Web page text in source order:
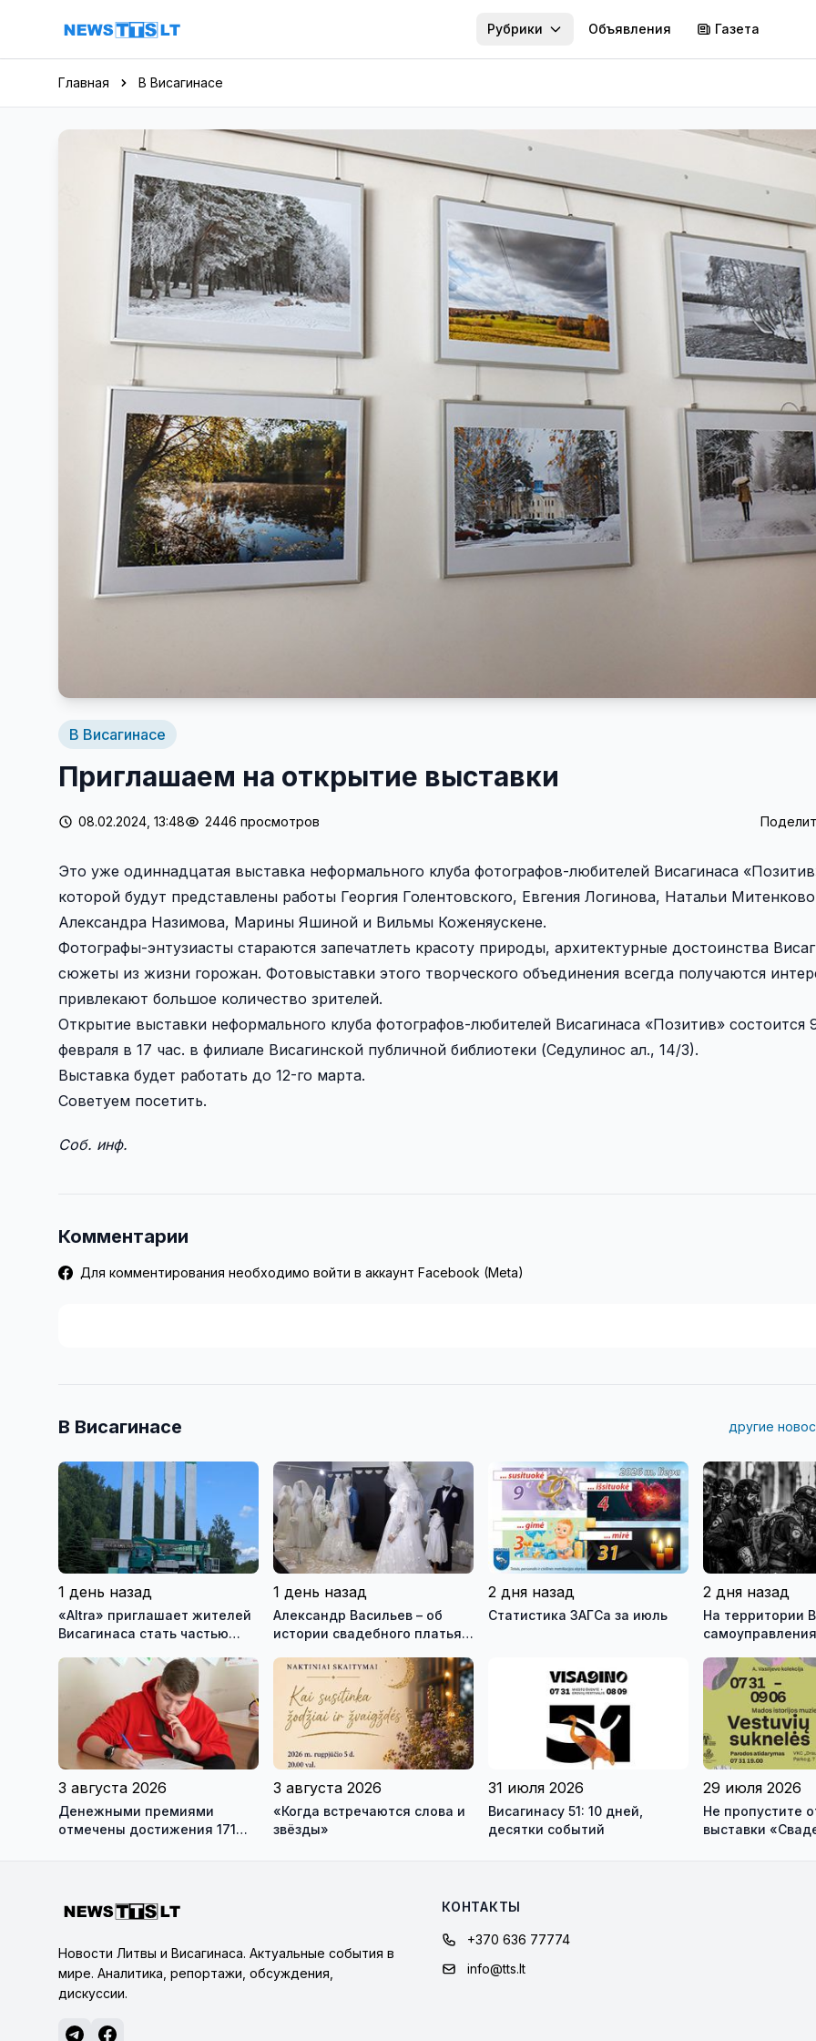
Перейти к содержимому
Рубрики Объявления Газета
Главная В Висагинасе
В Висагинасе
Приглашаем на открытие выставки
08.02.2024, 13:48 2446 просмотров
Это уже одиннадцатая выставка неформального клуба фотографов-любителей Висагинаса
которой будут представлены работы Георгия Голентовского, Евгения Логинова, Натальи
Александра Назимова, Марины Яшиной и Вильмы Коженяускене.
Фотографы-энтузиасты стараются запечатлеть красоту природы, архитектурные достоинства
сюжеты из жизни горожан. Фотовыставки этого творческого объединения всегда получаются
привлекают большое количество зрителей.
Открытие выставки неформального клуба фотографов-любителей Висагинаса «Позитив» состоится
февраля в 17 час. в филиале Висагинской публичной библиотеки (Седулинос ал., 14/3).
Выставка будет работать до 12-го марта.
Советуем посетить.
Соб. инф.
Комментарии
Для комментирования необходимо войти в аккаунт Facebook (Meta)
В Висагинасе другие
1 день назад
«Altra» приглашает жителей
Висагинаса стать частью
1 день назад
Александр Васильев – об
истории свадебного платья и
истории моды (видео)
2 дня назад
Статистика ЗАГСа за июль
2 дня назад
На территории
учения «Baltic
3 августа 2026
Денежными премиями
отмечены достижения 171
3 августа 2026
«Когда встречаются слова и
звёзды»
31 июля 2026
Висагинасу 51: 10 дней,
десятки событий
29 июля 2026
Не пропустите
выставки
Новости Литвы и Висагинаса. Актуальные события в
мире. Аналитика, репортажи, обсуждения,
дискуссии.
КОНТАКТЫ
+370 636 77774
info@tts.lt